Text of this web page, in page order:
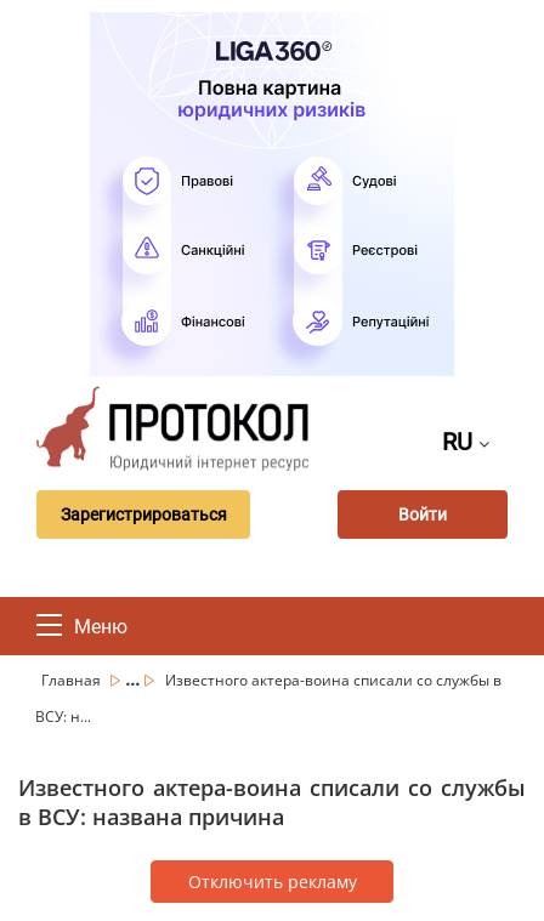
RU
Зарегистрироваться Войти
Меню
Главная ...
Известного актера-воина списали со службы в
ВСУ: н...
Известного актера-воина списали со службы
в ВСУ: названа причина
Отключить рекламу